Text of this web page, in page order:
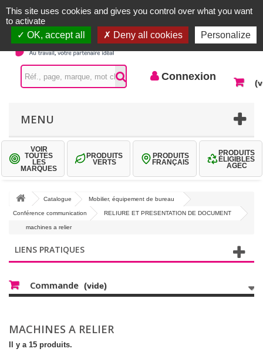
Contactez-nous
Connexion
MENU
VOIR
TOUTES
LES
MARQUES
PRODUITS
VERTS
PRODUITS
FRANÇAIS
PRODUITS
ÉLIGIBLES
AGEC
Catalogue Mobilier, équipement de bureau
Conférence communication RELIURE ET PRESENTATION DE DOCUMENT
machines a relier
LIENS PRATIQUES
Commande (vide)
MACHINES A RELIER
Il y a 15 produits.
This site uses cookies and gives you control over what you want
to activate
OK, accept all
Deny all cookies Personalize